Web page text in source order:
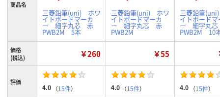
商品名
三菱鉛筆(uni) ホワ
イトボードマーカ
ー 細字丸芯 赤
PWB2M 5本
三菱鉛筆(uni) ホワ
イトボードマーカ
ー 細字丸芯 赤
PWB2M
三菱鉛筆
イトボードマ
ー 細字丸
PWB2M 10
価格
(税込)
￥260 ￥55
評価
4.0 （15件） 4.0 （15件） 4.0 （15件）